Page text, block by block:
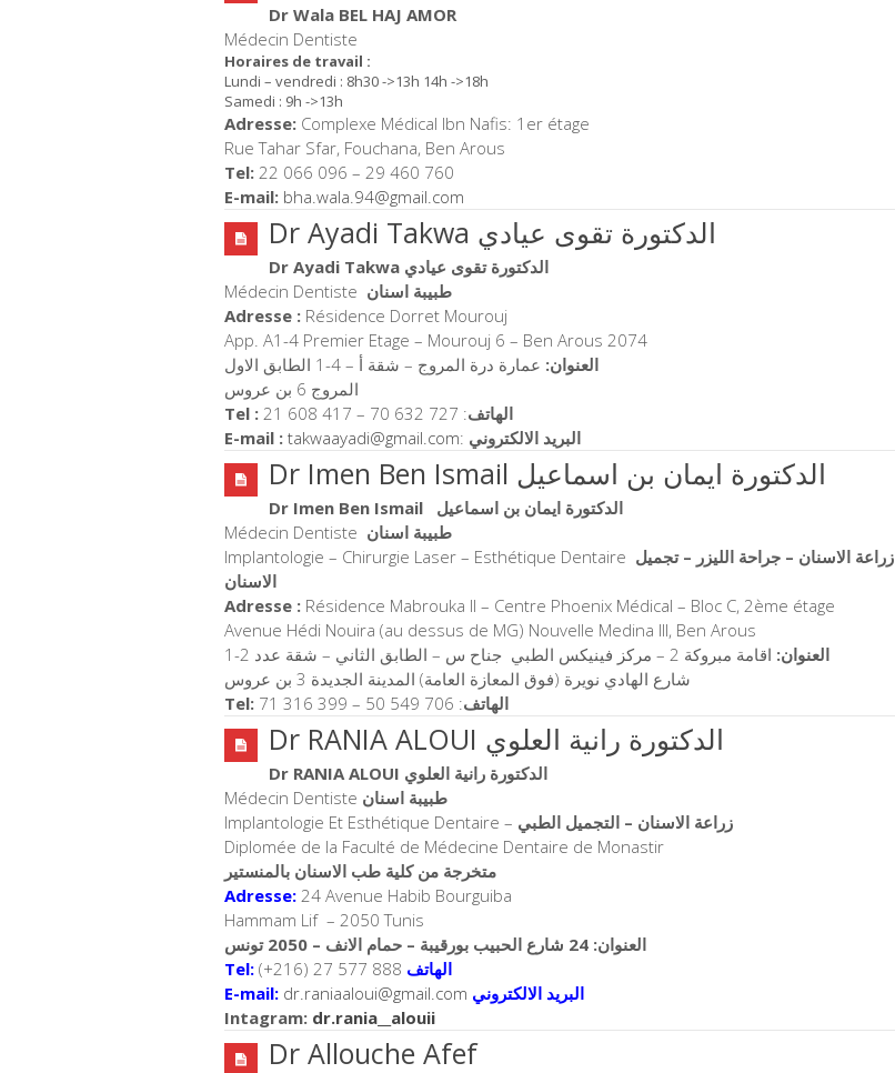
Dr Wala BEL HAJ AMOR
Médecin Dentiste
Horaires de travail :
Lundi – vendredi : 8h30 ->13h 14h ->18h
Samedi : 9h ->13h
Adresse: Complexe Médical Ibn Nafis: 1er étage
Rue Tahar Sfar, Fouchana, Ben Arous
Tel: 22 066 096 – 29 460 760
E-mail: bha.wala.94@gmail.com
Dr Ayadi Takwa الدكتورة تقوى عيادي
Dr Ayadi Takwa الدكتورة تقوى عيادي
Médecin Dentiste طبيبة اسنان
Adresse : Résidence Dorret Mourouj
App. A1-4 Premier Etage – Mourouj 6 – Ben Arous 2074
العنوان: عمارة درة المروج – شقة أ – 4-1 الطابق الاول
المروج 6 بن عروس
Tel : 21 608 417 – 70 632 727 :الهاتف
E-mail : takwaayadi@gmail.com: البريد الالكتروني
Dr Imen Ben Ismail الدكتورة ايمان بن اسماعيل
Dr Imen Ben Ismail الدكتورة ايمان بن اسماعيل
Médecin Dentiste طبيبة اسنان
Implantologie – Chirurgie Laser – Esthétique Dentaire زراعة الاسنان – جراحة الليزر – تجميل
الاسنان
Adresse : Résidence Mabrouka II – Centre Phoenix Médical – Bloc C, 2ème étage
Avenue Hédi Nouira (au dessus de MG) Nouvelle Medina III, Ben Arous
العنوان: اقامة مبروكة 2 – مركز فينيكس الطبي جناح س – الطابق الثاني – شقة عدد 2-1
شارع الهادي نويرة (فوق المعازة العامة) المدينة الجديدة 3 بن عروس
Tel: 71 316 399 – 50 549 706 :الهاتف
Dr RANIA ALOUI الدكتورة رانية العلوي
Dr RANIA ALOUI الدكتورة رانية العلوي
Médecin Dentiste طبيبة اسنان
Implantologie Et Esthétique Dentaire – زراعة الاسنان – التجميل الطبي
Diplomée de la Faculté de Médecine Dentaire de Monastir
متخرجة من كلية طب الاسنان بالمنستير
Adresse: 24 Avenue Habib Bourguiba
Hammam Lif – 2050 Tunis
العنوان: 24 شارع الحبيب بورقيبة – حمام الانف – 2050 تونس
Tel: (+216) 27 577 888 الهاتف
E-mail: dr.raniaaloui@gmail.com البريد الالكتروني
Intagram: dr.rania__alouii
Dr Allouche Afef